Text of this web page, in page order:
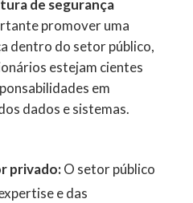
de segurança
promover uma
dentro do setor público,
estejam cientes
em
dados e sistemas.
privado:O setor público
e das